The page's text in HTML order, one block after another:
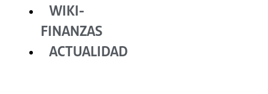
WIKI-
FINANZAS
ACTUALIDAD